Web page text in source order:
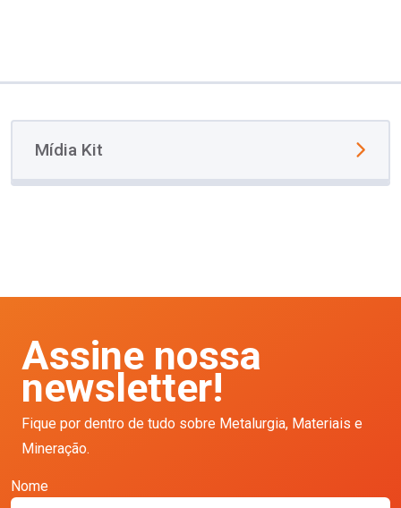
Mídia Kit
Assine nossa
newsletter!
Fique por dentro de tudo sobre Metalurgia, Materiais e
Mineração.
Nome